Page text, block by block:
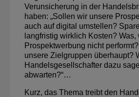
Verunsicherung in der
haben: „Sollen wir unsere
auch auf digital umstellen?
langfristig wirklich Kosten?
Prospektwerbung nicht
unsere Zielgruppen überhaupt?
Handelsgesellschafter dazu
abwarten?“…
Kurz, das Thema treibt den